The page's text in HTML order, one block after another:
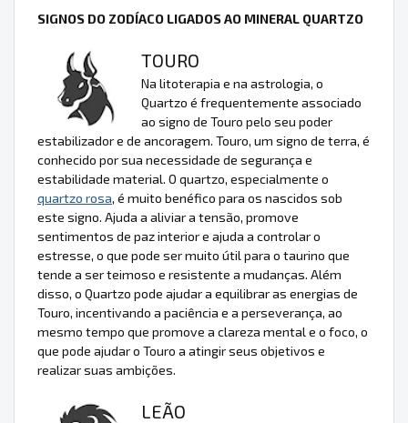
SIGNOS DO ZODÍACO LIGADOS AO MINERAL QUARTZO
TOURO
Na litoterapia e na astrologia, o
Quartzo é frequentemente associado
ao signo de Touro pelo seu poder
estabilizador e de ancoragem. Touro, um signo de terra, é
conhecido por sua necessidade de segurança e
estabilidade material. O quartzo, especialmente o
quartzo rosa, é muito benéfico para os nascidos sob
este signo. Ajuda a aliviar a tensão, promove
sentimentos de paz interior e ajuda a controlar o
estresse, o que pode ser muito útil para o taurino que
tende a ser teimoso e resistente a mudanças. Além
disso, o Quartzo pode ajudar a equilibrar as energias de
Touro, incentivando a paciência e a perseverança, ao
mesmo tempo que promove a clareza mental e o foco, o
que pode ajudar o Touro a atingir seus objetivos e
realizar suas ambições.
LEÃO